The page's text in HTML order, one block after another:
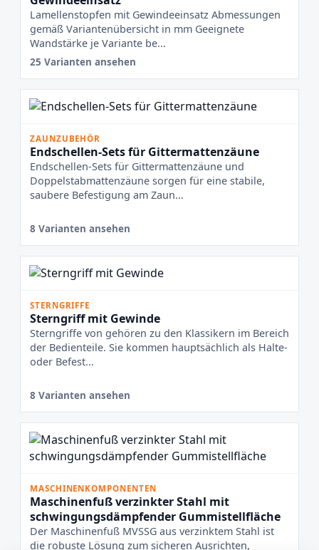
Lamellenstopfen mit Gewindeeinsatz Abmessungen
gemäß Variantenübersicht in mm Geeignete
Wandstärke je Variante be...
25 Varianten ansehen
ZAUNZUBEHÖR
Endschellen-Sets für Gittermattenzäune
Endschellen-Sets für Gittermattenzäune und
Doppelstabmattenzäune sorgen für eine stabile,
saubere Befestigung am Zaun...
8 Varianten ansehen
STERNGRIFFE
Sterngriff mit Gewinde
Sterngriffe von gehören zu den Klassikern im Bereich
der Bedienteile. Sie kommen hauptsächlich als Halte-
oder Befest...
8 Varianten ansehen
MASCHINENKOMPONENTEN
Maschinenfuß verzinkter Stahl mit
schwingungsdämpfender Gummistellfläche
Der Maschinenfuß MVSSG aus verzinktem Stahl ist
die robuste Lösung zum sicheren Ausrichten,